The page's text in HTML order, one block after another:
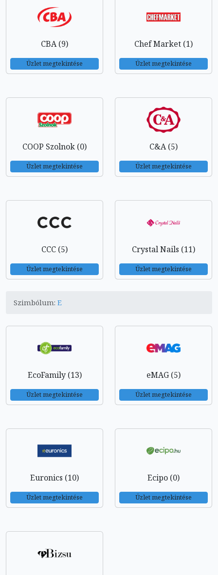
CBA (9)
Üzlet megtekintése
Chef Market (1)
Üzlet megtekintése
COOP Szolnok (0)
Üzlet megtekintése
C&A (5)
Üzlet megtekintése
CCC (5)
Üzlet megtekintése
Crystal Nails (11)
Üzlet megtekintése
Szimbólum: E
EcoFamily (13)
Üzlet megtekintése
eMAG (5)
Üzlet megtekintése
Euronics (10)
Üzlet megtekintése
Ecipo (0)
Üzlet megtekintése